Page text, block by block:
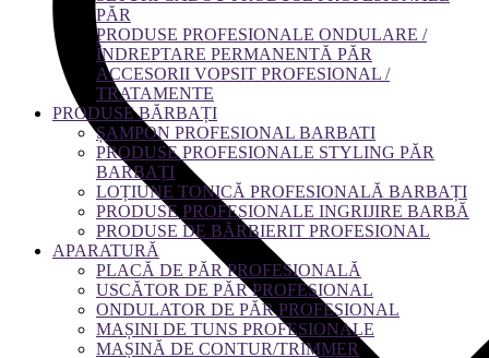
PĂR
PRODUSE PROFESIONALE ONDULARE /
ÎNDREPTARE PERMANENTĂ PĂR
ACCESORII VOPSIT PROFESIONAL /
TRATAMENTE
PRODUSE BĂRBAȚI
ȘAMPON PROFESIONAL BARBATI
PRODUSE PROFESIONALE STYLING PĂR
BARBAȚI
LOȚIUNE TONICĂ PROFESIONALĂ BARBAȚI
PRODUSE PROFESIONALE INGRIJIRE BARBĂ
PRODUSE DE BĂRBIERIT PROFESIONAL
APARATURĂ
PLACĂ DE PĂR PROFESIONALĂ
USCĂTOR DE PĂR PROFESIONAL
ONDULATOR DE PĂR PROFESIONAL
MAȘINI DE TUNS PROFESIONALE
MAȘINĂ DE CONTUR/TRIMMER